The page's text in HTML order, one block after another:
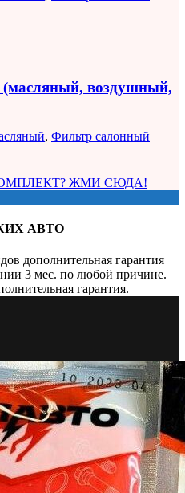
воздушный,
, Фильтр салонный
ЖМИ СЮДА!
АВТО
дополнительная гарантия
3 мес. по любой причине.
гарантия.